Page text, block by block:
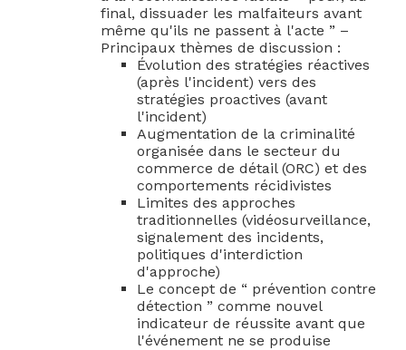
final, dissuader les malfaiteurs avant
même qu'ils ne passent à l'acte ” –
Principaux thèmes de discussion :
Évolution des stratégies réactives
(après l'incident) vers des
stratégies proactives (avant
l'incident)
Augmentation de la criminalité
organisée dans le secteur du
commerce de détail (ORC) et des
comportements récidivistes
Limites des approches
traditionnelles (vidéosurveillance,
signalement des incidents,
politiques d'interdiction
d'approche)
Le concept de “ prévention contre
détection ” comme nouvel
indicateur de réussite avant que
l'événement ne se produise